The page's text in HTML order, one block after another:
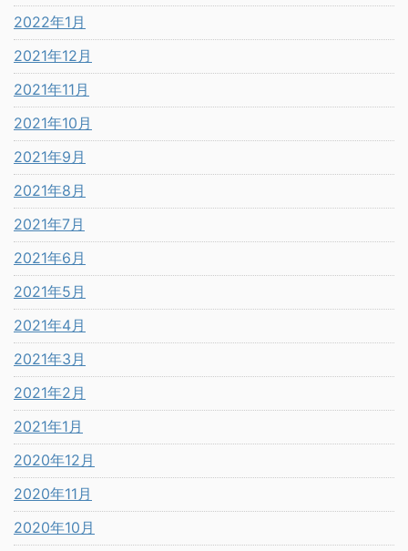
2022年1月
2021年12月
2021年11月
2021年10月
2021年9月
2021年8月
2021年7月
2021年6月
2021年5月
2021年4月
2021年3月
2021年2月
2021年1月
2020年12月
2020年11月
2020年10月